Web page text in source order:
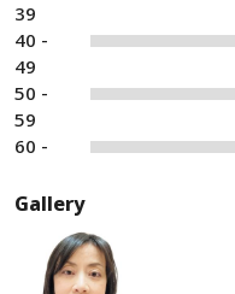
39
40 -
49
50 -
59
60 -
Gallery